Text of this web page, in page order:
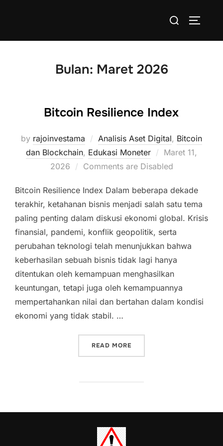
Search
Bulan: Maret 2026
Bitcoin Resilience Index
by rajoinvestama Analisis Aset Digital, Bitcoin
dan Blockchain, Edukasi Moneter
Posted
on
Maret 11,
2026
Comments are Disabled
Bitcoin Resilience Index Dalam beberapa dekade
terakhir, ketahanan bisnis menjadi salah satu tema
paling penting dalam diskusi ekonomi global. Krisis
finansial, pandemi, konflik geopolitik, serta
perubahan teknologi telah menunjukkan bahwa
keberhasilan sebuah bisnis tidak lagi hanya
ditentukan oleh kemampuan menghasilkan
keuntungan, tetapi juga oleh kemampuannya
mempertahankan nilai dan bertahan dalam kondisi
ekonomi yang tidak stabil. …
READ MORE